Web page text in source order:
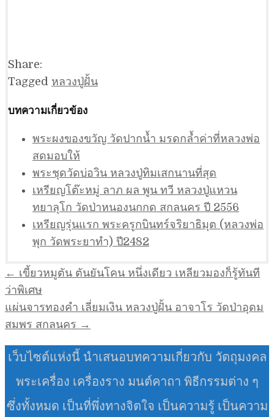
Share:
Tagged หลวงปู่ฝั้น
บทความเกี่ยวข้อง
พระผงของขวัญ วัดปากน้ำ มรดกล้ำค่าที่หลวงพ่อ
สดมอบให้
พระชุดวัดบ่อวิน หลวงปู่ทิมเสกนานที่สุด
เหรียญโต๊ะหมู่ ลาภ ผล พูน ทวี หลวงปู่แหวน
ทยาลุโก วัดป่าหนองนกกด สกลนคร ปี 2556
เหรียญรุ่นแรก พระครูกบินทร์จริยาธิมุต (หลวงพ่อ
พุก วัดพระยาทำ) ปี2482
แนะแนว
เรื่อง
← เขี้ยวหมูตัน ตันยันโคน หนึ่งเดียว เหลียวมองก็รู้ทันที
ว่าพิเศษ
แผ่นจารทองคำ เลี่ยมเงิน หลวงปู่ฝั้น อาจาโร วัดป่าอุดม
สมพร สกลนคร →
เว็บไซต์แห่งนี้ นำเสนอบทความเกี่ยวกับ วัตถุมงคล
พระเครื่อง เครื่องราง มนต์คาถา พิธีกรรมต่าง ๆ
ซึ่งทั้งหมด เป็นที่พึ่งทางจิตใจ เป็นความรู้ เป็นความ